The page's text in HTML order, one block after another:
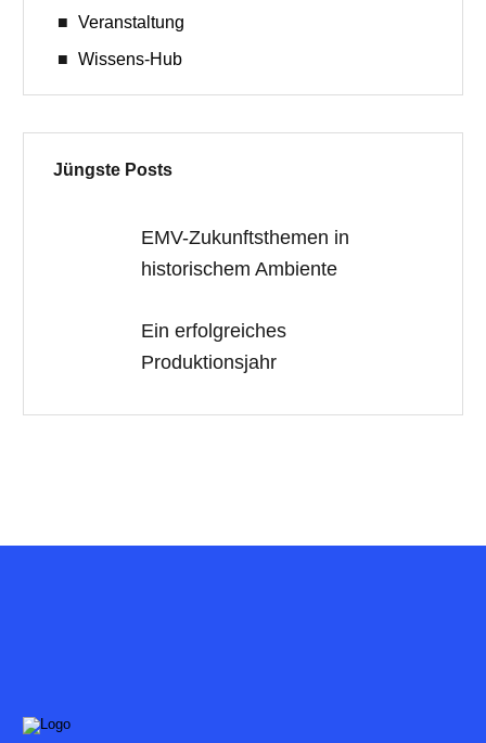
Veranstaltung
Wissens-Hub
Jüngste Posts
EMV-Zukunftsthemen in
historischem Ambiente
Ein erfolgreiches
Produktionsjahr